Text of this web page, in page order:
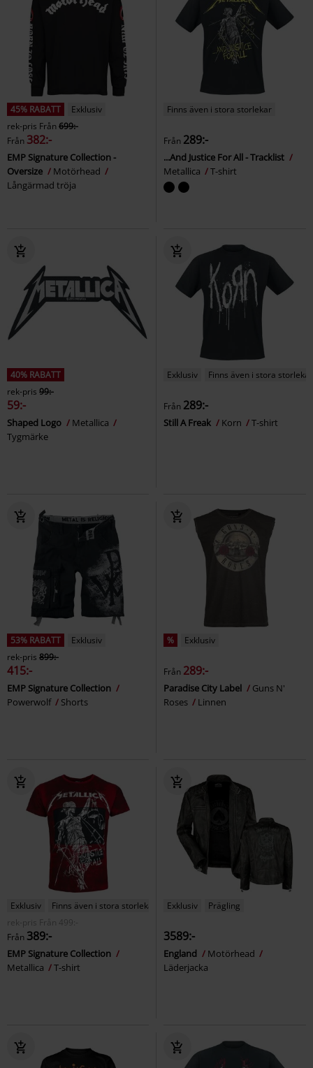
45% RABATT
Exklusiv
rek-pris Från699:-
Från 382:-
EMP Signature Collection -
Oversize
Motörhead
Långärmad tröja
Finns även i stora storlekar
Från 289:-
...And Justice For All - Tracklist
Metallica
T-shirt
40% RABATT
rek-pris 99:-
59:-
Shaped Logo
Metallica
Tygmärke
Exklusiv Finns även i stora storlekar
Från 289:-
Still A Freak Korn T-shirt
53% RABATT
Exklusiv
rek-pris 899:-
415:-
EMP Signature Collection
Powerwolf
Shorts
% Exklusiv
Från 289:-
Paradise City Label
Guns N'
Roses
Linnen
Exklusiv
Finns även i stora storlekar
rek-pris
Från
499:-
Från 389:-
EMP Signature Collection
Metallica
T-shirt
Exklusiv Prägling
3589:-
England
Motörhead
Läderjacka